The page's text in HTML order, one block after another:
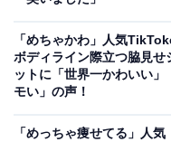
「めちゃかわ」人気
ボディライン際立つ脇見せ
ットに「世界一かわいい」
モい」の声！
「めっちゃ痩せてる」人気